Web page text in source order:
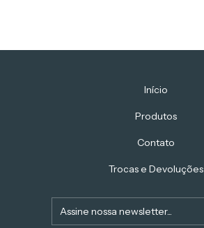
Início
Produtos
Contato
Trocas e Devoluções